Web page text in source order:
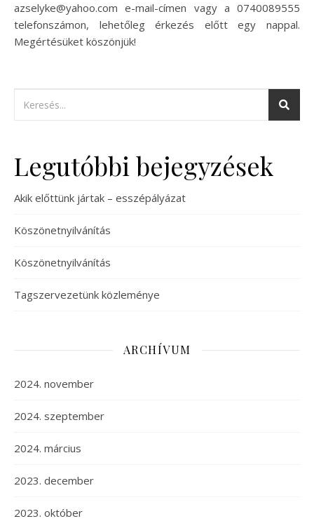
azselyke@yahoo.com e-mail-címen vagy a 0740089555
telefonszámon, lehetőleg érkezés előtt egy nappal.
Megértésüket köszönjük!
Legutóbbi bejegyzések
Akik előttünk jártak – esszépályázat
Köszönetnyilvánítás
Köszönetnyilvánítás
Tagszervezetünk közleménye
ARCHÍVUM
2024. november
2024. szeptember
2024. március
2023. december
2023. október